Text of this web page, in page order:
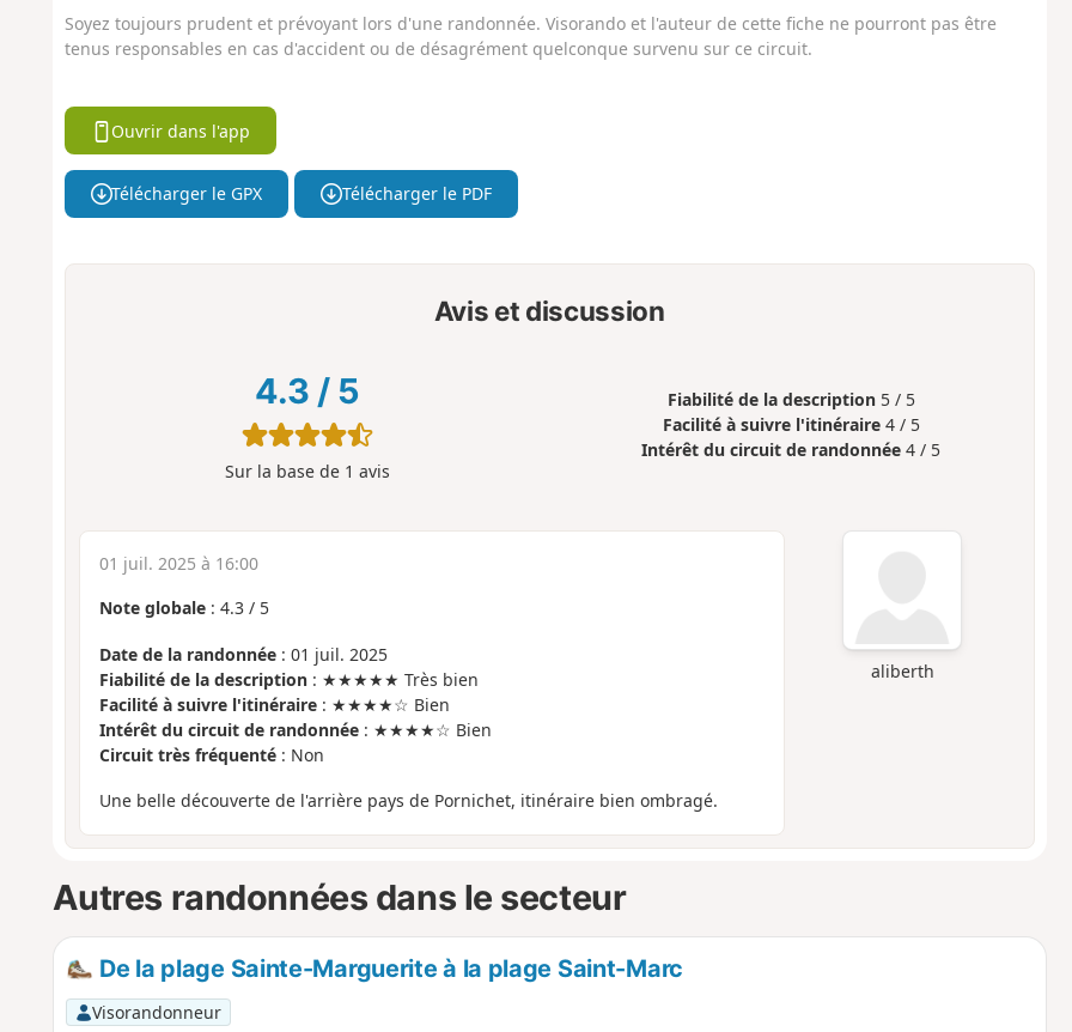
Soyez toujours prudent et prévoyant lors d'une randonnée. Visorando et l'auteur de cette fiche ne pourront pas être
tenus responsables en cas d'accident ou de désagrément quelconque survenu sur ce circuit.
Ouvrir dans l'app
Télécharger le GPX Télécharger le PDF
Avis et discussion
4.3 / 5
Sur la base de 1 avis
Fiabilité de la description 5 / 5
Facilité à suivre l'itinéraire 4 / 5
Intérêt du circuit de randonnée 4 / 5
aliberth
01 juil. 2025 à 16:00
Note globale: 4.3/ 5
Date de la randonnée: 01 juil. 2025
Fiabilité de la description: ★★★★★ Très bien
Facilité à suivre l'itinéraire: ★★★★☆ Bien
Intérêt du circuit de randonnée: ★★★★☆ Bien
Circuit très fréquenté: Non
Une belle découverte de l'arrière pays de Pornichet, itinéraire bien ombragé.
Autres randonnées dans le secteur
De la plage Sainte-Marguerite à la plage Saint-Marc
Visorandonneur